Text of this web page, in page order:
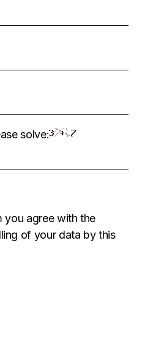
solve:
you agree with the
of your data by this